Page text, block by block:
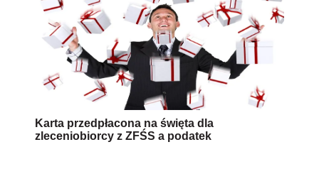
Karta przedpłacona na święta dla
zleceniobiorcy z ZFŚS a podatek